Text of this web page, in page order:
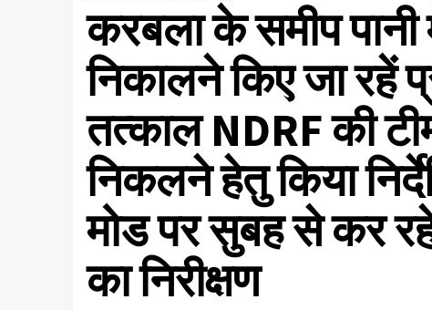
करबला के समीप पानी
निकालने किए जा रहें
तत्काल NDRF की
निकलने हेतु किया
मोड पर सुबह से कर
का निरीक्षण